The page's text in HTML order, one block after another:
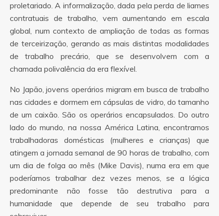
proletariado. A informalização, dada pela perda de liames
contratuais de trabalho, vem aumentando em escala
global, num contexto de ampliação de todas as formas
de terceirização, gerando as mais distintas modalidades
de trabalho precário, que se desenvolvem com a
chamada polivalência da era flexível.
No Japão, jovens operários migram em busca de trabalho
nas cidades e dormem em cápsulas de vidro, do tamanho
de um caixão. São os operários encapsulados. Do outro
lado do mundo, na nossa América Latina, encontramos
trabalhadoras domésticas (mulheres e crianças) que
atingem a jornada semanal de 90 horas de trabalho, com
um dia de folga ao mês (Mike Davis), numa era em que
poderíamos trabalhar dez vezes menos, se a lógica
predominante não fosse tão destrutiva para a
humanidade que depende de seu trabalho para